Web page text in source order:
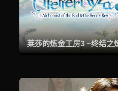
莱莎的炼金工房3 ~终结之